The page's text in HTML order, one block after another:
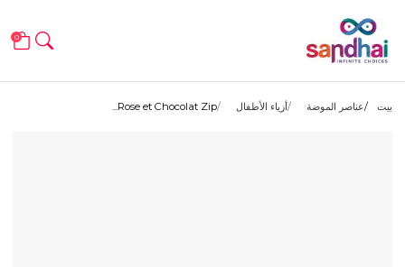
0
بيت عناصر الموضة أزياء الأطفال Rose et Chocolat Zip...